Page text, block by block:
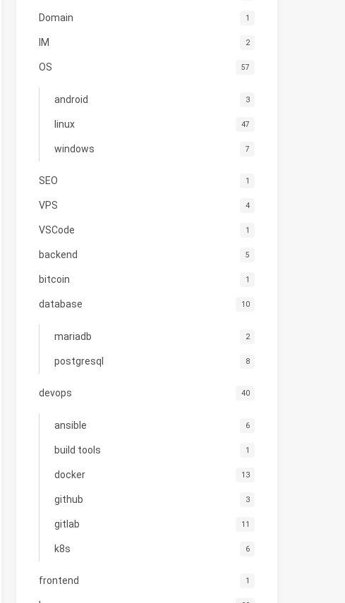
Domain 1
IM 2
OS 57
android 3
linux 47
windows 7
SEO 1
VPS 4
VSCode 1
backend 5
bitcoin 1
database 10
mariadb 2
postgresql 8
devops 40
ansible 6
build tools 1
docker 13
github 3
gitlab 11
k8s 6
frontend 1